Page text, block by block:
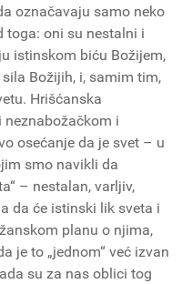
označavaju samo neko
toga: oni su nestalni i
istinskom biću Božijem,
Božijih, i, samim tim,
Hrišćanska
neznabožačkom i
osećanje da je svet – u
smo navikli da
– nestalan, varljiv,
da će istinski lik sveta i
planu o njima,
je to „jednom“ već izvan
su za nas oblici tog